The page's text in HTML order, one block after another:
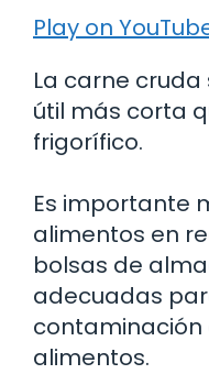
Play on
La carne
útil más corta
frigorífico.
Es importante
alimentos en
bolsas de
adecuadas
contaminación
alimentos.